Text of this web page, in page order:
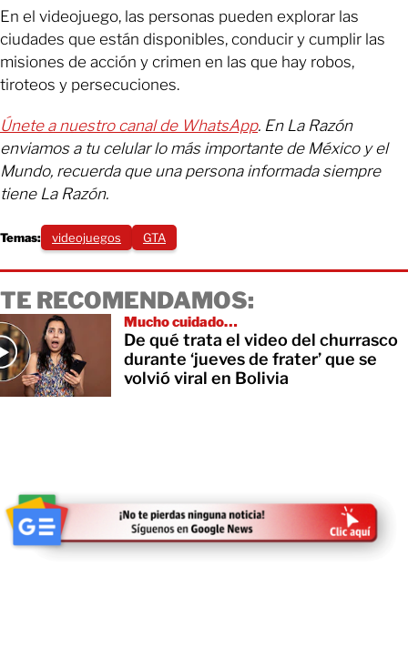
En el videojuego, las personas pueden explorar las
ciudades que están disponibles, conducir y cumplir las
misiones de acción y crimen en las que hay robos,
tiroteos y persecuciones.
Únete a nuestro canal de WhatsApp. En La Razón
enviamos a tu celular lo más importante de México y el
Mundo, recuerda que una persona informada siempre
tiene La Razón.
Temas: videojuegos GTA
TE RECOMENDAMOS:
Mucho cuidado…
De qué trata el video del churrasco
durante ‘jueves de frater’ que se
volvió viral en Bolivia